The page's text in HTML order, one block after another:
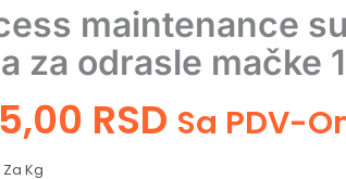
maintenance
za odrasle mačke
RSD Sa PDV-
Za Kg